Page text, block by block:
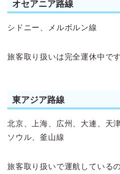
オセアニア路線
シドニー、メルボルン線
旅客取り扱いは完全運休中です
東アジア路線
北京、上海、広州、大連、天
ソウル、釜山線
旅客取り扱いで運航している